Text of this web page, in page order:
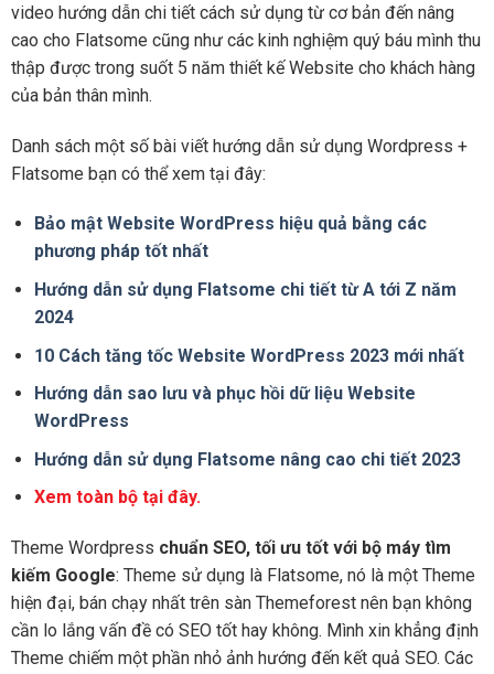
video hướng dẫn chi tiết cách sử dụng từ cơ bản đến nâng
cao cho Flatsome cũng như các kinh nghiệm quý báu mình thu
thập được trong suốt 5 năm thiết kế Website cho khách hàng
của bản thân mình.
Danh sách một số bài viết hướng dẫn sử dụng Wordpress +
Flatsome bạn có thể xem tại đây:
Bảo mật Website WordPress hiệu quả bằng các
phương pháp tốt nhất
Hướng dẫn sử dụng Flatsome chi tiết từ A tới Z năm
2024
10 Cách tăng tốc Website WordPress 2023 mới nhất
Hướng dẫn sao lưu và phục hồi dữ liệu Website
WordPress
Hướng dẫn sử dụng Flatsome nâng cao chi tiết 2023
Xem toàn bộ tại đây.
Theme Wordpress chuẩn SEO, tối ưu tốt với bộ máy tìm
kiếm Google: Theme sử dụng là Flatsome, nó là một Theme
hiện đại, bán chạy nhất trên sàn Themeforest nên bạn không
cần lo lắng vấn đề có SEO tốt hay không. Mình xin khẳng định
Theme chiếm một phần nhỏ ảnh hướng đến kết quả SEO. Các